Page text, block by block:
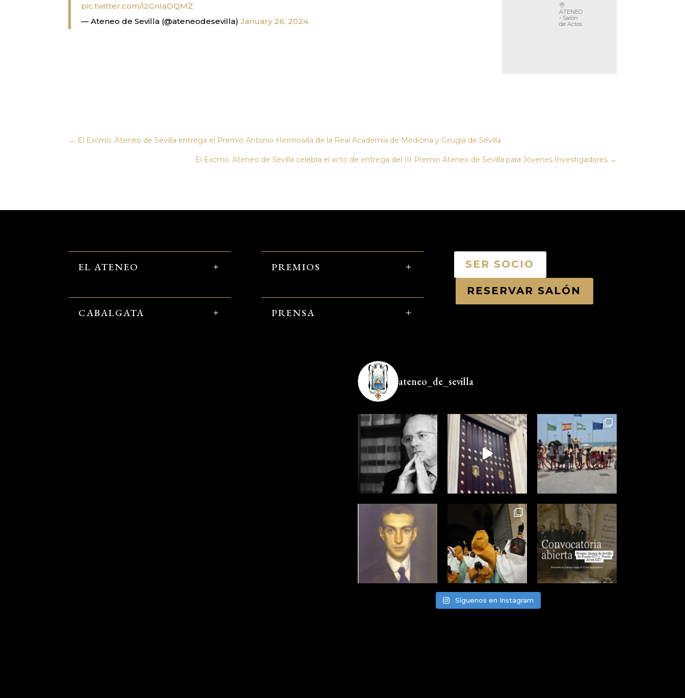
pic.twitter.com/i2GnIaDQMZ
— Ateneo de Sevilla (@ateneodesevilla)January 26, 2024
ATENEO
- Salón
de Actos
← El Excmo. Ateneo de Sevilla entrega el Premio Antonio Hermosilla de la Real Academia de Medicina y Cirugía de Sevilla
El Excmo. Ateneo de Sevilla celebra el acto de entrega del III Premio Ateneo de Sevilla para Jóvenes Investigadores→
EL ATENEO
CABALGATA
PREMIOS
PRENSA
SER SOCIO
RESERVAR SALÓN
ateneo_de_sevilla
Síguenos en Instagram